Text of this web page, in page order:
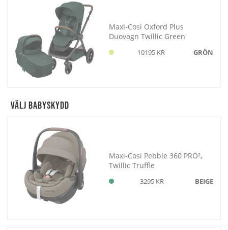
Maxi-Cosi Oxford Plus
Duovagn Twillic Green
10195 KR GRÖN
Välj Babyskydd
Maxi-Cosi Pebble 360 PRO²,
Twillic Truffle
3295 KR BEIGE